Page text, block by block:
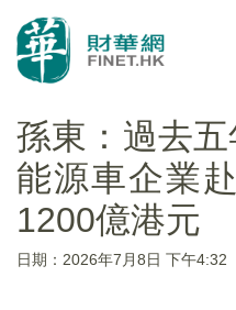
孫東：過去
能源車企業
1200億港元
日期：2026年7月8日 下午4:32